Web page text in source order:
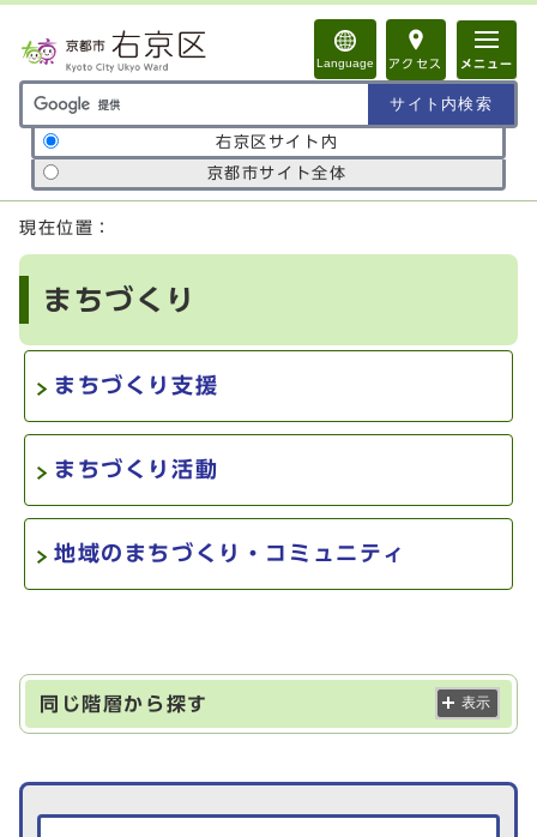
Language アクセス メニュー
サイト内検索の範囲
右京区サイト内
京都市サイト全体
ここから本文です
現在位置：
まちづくり
まちづくり支援
まちづくり活動
地域のまちづくり・コミュニティ
同じ階層から探す 表示
生活情報を探す